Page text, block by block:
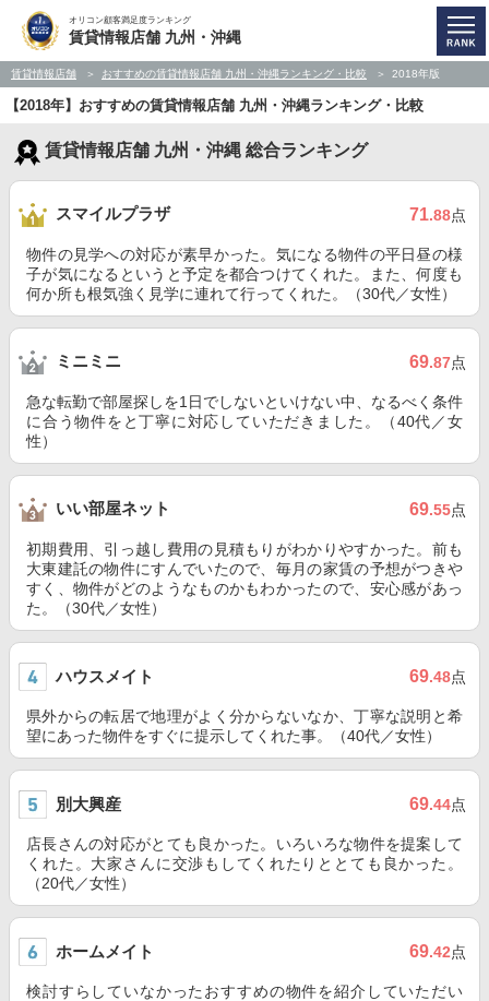
オリコン顧客満足度ランキング
賃貸情報店舗 九州・沖縄
賃貸情報店舗 おすすめの賃貸情報店舗 九州・沖縄ランキング・比較 2018年版
【2018年】おすすめの賃貸情報店舗 九州・沖縄ランキング・比較
賃貸情報店舗 九州・沖縄 総合ランキング
スマイルプラザ 71.88点
物件の見学への対応が素早かった。気になる物件の平日昼の様
子が気になるというと予定を都合つけてくれた。また、何度も
何か所も根気強く見学に連れて行ってくれた。（30代／女性）
ミニミニ 69.87点
急な転勤で部屋探しを1日でしないといけない中、なるべく条件
に合う物件をと丁寧に対応していただきました。（40代／女
性）
いい部屋ネット 69.55点
初期費用、引っ越し費用の見積もりがわかりやすかった。前も
大東建託の物件にすんでいたので、毎月の家賃の予想がつきや
すく、物件がどのようなものかもわかったので、安心感があっ
た。（30代／女性）
ハウスメイト 69.48点
県外からの転居で地理がよく分からないなか、丁寧な説明と希
望にあった物件をすぐに提示してくれた事。（40代／女性）
別大興産 69.44点
店長さんの対応がとても良かった。いろいろな物件を提案して
くれた。大家さんに交渉もしてくれたりととても良かった。
（20代／女性）
ホームメイト 69.42点
検討すらしていなかったおすすめの物件を紹介していただい